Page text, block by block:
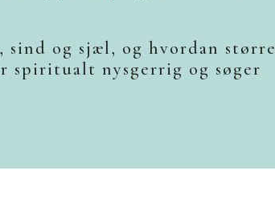
sind og sjæl, og hvordan større
spiritualt nysgerrig og søger